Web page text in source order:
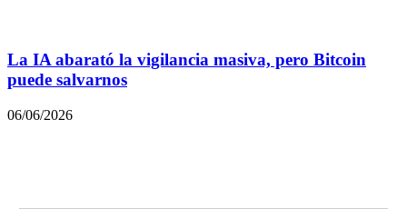
La IA abarató la vigilancia masiva, pero Bitcoin
puede salvarnos
06/06/2026